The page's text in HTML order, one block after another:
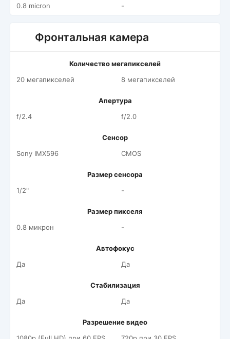
0.8 micron
-
Фронтальная камера
Количество мегапикселей
20 мегапикселей
8 мегапикселей
Апертура
f/2.4
f/2.0
Сенсор
Sony IMX596
CMOS
Размер сенсора
1/2"
-
Размер пикселя
0.8 микрон
-
Автофокус
Да
Да
Стабилизация
Да
Да
Разрешение видео